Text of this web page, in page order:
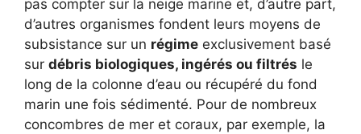
pas compter sur la neige marine et, d’autre part,
d’autres organismes fondent leurs moyens de
subsistance sur un régime exclusivement basé
sur débris biologiques, ingérés ou filtrés le
long de la colonne d’eau ou récupéré du fond
marin une fois sédimenté. Pour de nombreux
concombres de mer et coraux, par exemple, la